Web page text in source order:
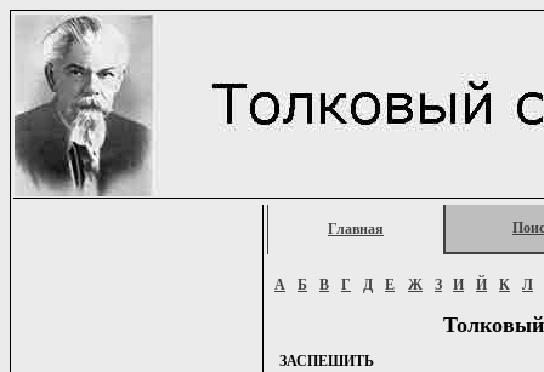
Главная
А Б В Г Д Е Ж З И Й К Л
ЗАСПЕШИТЬ